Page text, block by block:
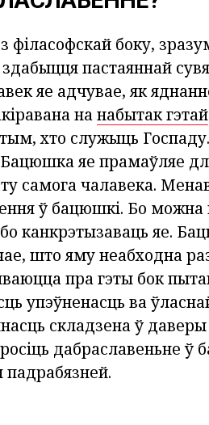
філасофскай боку,
пастаяннай
яе адчувае, як
нанабытак гэтай
хто служыць
яе прамаўляе
самога чалавека.
ў бацюшкі. Бо
канкрэтызаваць яе.
што яму неабходна
пра гэты бок
упэўненасць ва
складзена ў
дабраславеньне